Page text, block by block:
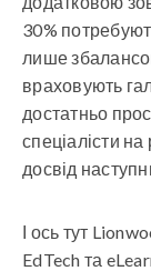
30%
лише
враховують
достатньо
спеціалісти на
досвід
І ось тут
EdTech та